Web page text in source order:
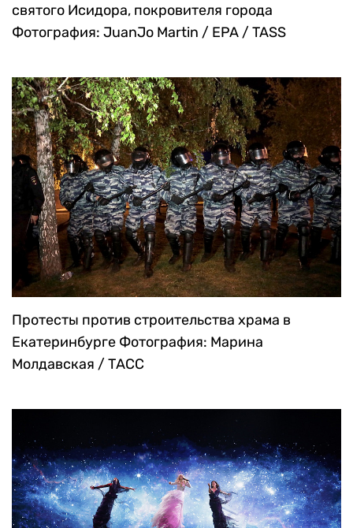
святого Исидора, покровителя города
Фотография: JuanJo Martin / EPA / TASS
Протесты против строительства храма в
Екатеринбурге Фотография: Марина
Молдавская / ТАСС